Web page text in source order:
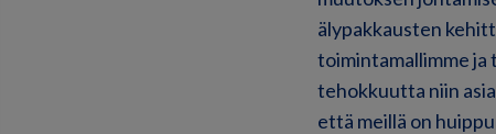
älypakkausten
toimintamallimme ja
tehokkuutta niin
että meillä on